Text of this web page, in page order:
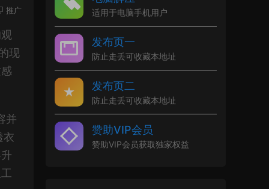
推广
现
并
衣
适用于电脑手机用户
发布页一
防止走丢可收藏本地址
发布页二
防止走丢可收藏本地址
赞助VIP会员
赞助VIP会员获取独家权益